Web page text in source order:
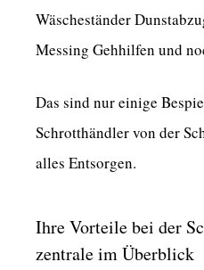
Wäscheständer
Messing Gehhilfen und
Das sind nur einige
Schrotthändler von der
alles Entsorgen.
Ihre Vorteile bei der
zentrale im Überblick